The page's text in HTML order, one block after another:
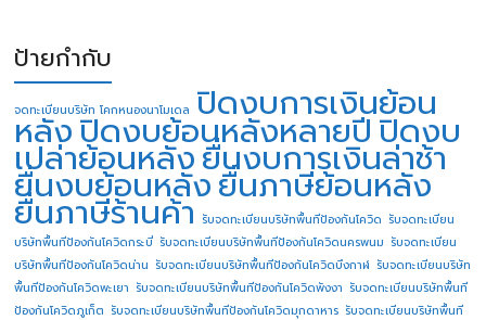
ป้ายกำกับ
จดทะเบียนบริษัท โคกหนองนาโมเดล ปิดงบการเงินย้อน
หลังปิดงบย้อนหลังหลายปี ปิดงบ
เปล่าย้อนหลังยื่นงบการเงินล่าช้า
ยื่นงบย้อนหลังยื่นภาษีย้อนหลัง
ยื่นภาษีร้านค้า รับจดทะเบียนบริษัทพื้นทีป้องกันโควิด รับจดทะเบียน
บริษัทพื้นทีป้องกันโควิดกระบี่ รับจดทะเบียนบริษัทพื้นทีป้องกันโควิดนครพนม รับจดทะเบียน
บริษัทพื้นทีป้องกันโควิดน่าน รับจดทะเบียนบริษัทพื้นทีป้องกันโควิดบึงกาฬ รับจดทะเบียนบริษัท
พื้นทีป้องกันโควิดพะเยา รับจดทะเบียนบริษัทพื้นทีป้องกันโควิดพังงา รับจดทะเบียนบริษัทพื้นที
ป้องกันโควิดภูเก็ต รับจดทะเบียนบริษัทพื้นทีป้องกันโควิดมุกดาหาร รับจดทะเบียนบริษัทพื้นที